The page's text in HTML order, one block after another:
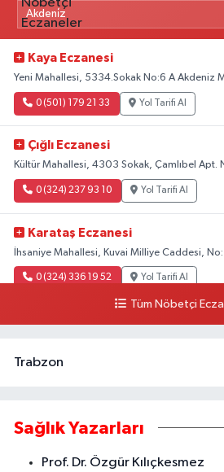
Kaya Eczanesi
Yeni Mahallesi, 5334.Sokak No:6 A Akdeniz
0 (501) 179 21 33 Yol Tarifi Al
Çığlı Eczanesi
Kültür Mahallesi, 4303 Sokak, Çamlıbel Apt.
0 (324) 237 93 10 Yol Tarifi Al
Karataş Eczanesi
İhsaniye Mahallesi, Kuvai Milliye Caddesi,
0 (324) 336 19 52 Yol Tarifi Al
Tüm Nöbetçi
Trabzon
Sağlık Yazarları
Prof. Dr. Özgür Kılıçkesmez